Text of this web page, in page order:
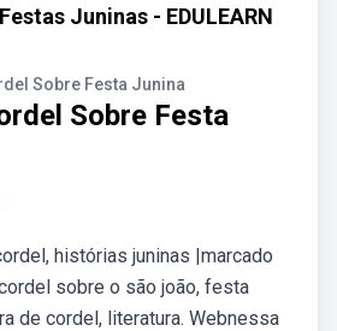
Juninas - EDULEARN
Sobre Festa Junina
Sobre Festa
histórias juninas |marcado
sobre o são joão, festa
de cordel, literatura. Webnessa